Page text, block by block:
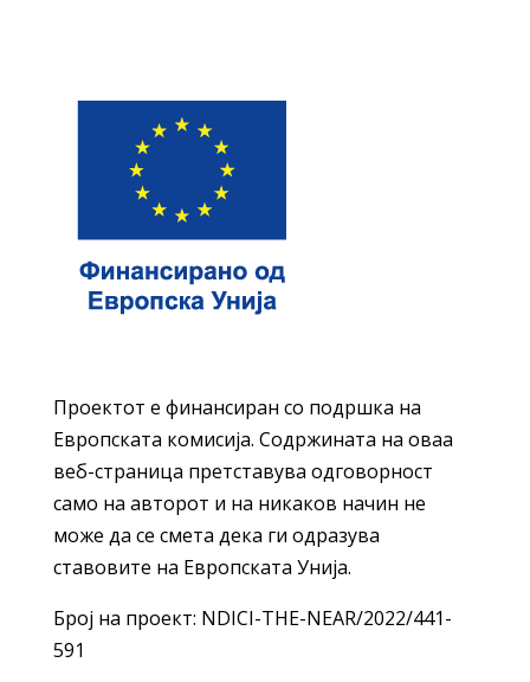
Проектот е финансиран со подршка на
Европската комисија. Содржината на оваа
веб-страница претставува одговорност
само на авторот и на никаков начин не
може да се смета дека ги одразува
ставовите на Европската Унија.
Број на проект: NDICI-THE-NEAR/2022/441-
591